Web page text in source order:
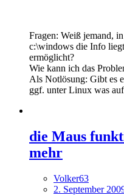
Fragen: Weiß jemand,
c:\windows die Info
ermöglicht?
Wie kann ich das
Als Notlösung: Gibt es
ggf. unter Linux was
die Maus
mehr
Volker63
2. September